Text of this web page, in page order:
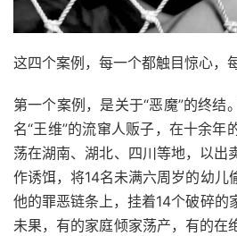
这四个案例，每一个都触目惊心，
第一个案例，是关于“恶魔”的终结
名“王维”的流窜人贩子，在十余年
荡在湖南、湖北、四川等地，以出
作诱饵，将14名未满六周岁的幼儿
他的罪恶链条上，挂着14个破碎的
未果，有的家庭倾家荡产，有的在